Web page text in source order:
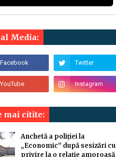
Media:
mai citite:
Anchetă a poliției la
„Economic” după sesizări cu
privire la o relație amoroasă